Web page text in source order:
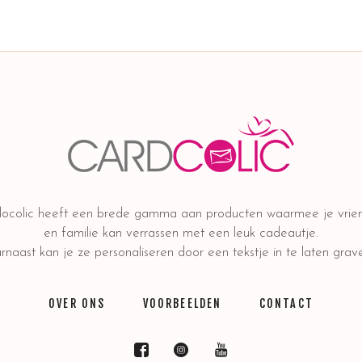
heeft een brede gamma aan producten waarmee je
en familie kan verrassen met een leuk cadeautje.
kan je ze personaliseren door een tekstje in te laten
OVER ONS VOORBEELDEN CONTACT